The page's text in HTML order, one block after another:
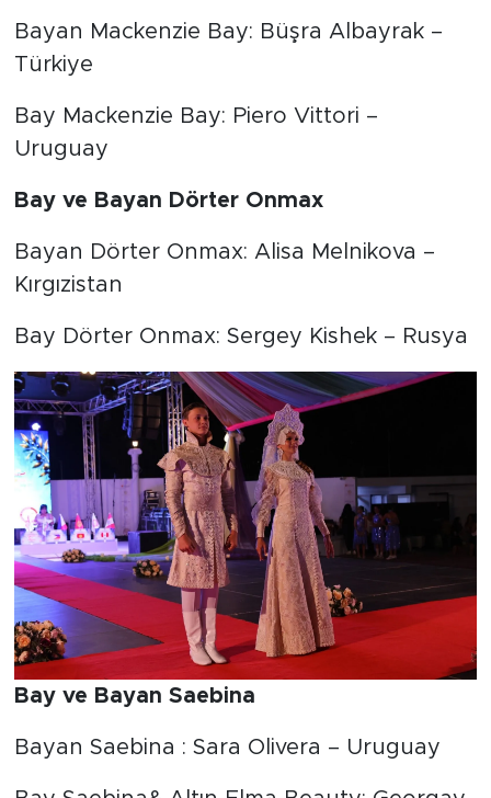
Bayan Mackenzie Bay: Büşra Albayrak –
Türkiye
Bay Mackenzie Bay: Piero Vittori –
Uruguay
Bay ve Bayan Dörter Onmax
Bayan Dörter Onmax: Alisa Melnikova –
Kırgızistan
Bay Dörter Onmax: Sergey Kishek – Rusya
Bay ve Bayan Saebina
Bayan Saebina : Sara Olivera – Uruguay